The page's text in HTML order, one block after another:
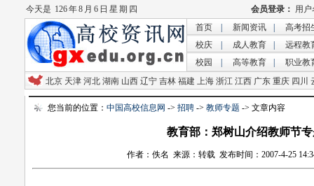
今天是 126 年 8 月 6 日 星 期 四
首页
新闻资讯
高考招
校庆
成人教育
远程教
校园
高等教育
职业教
北京 天津 河北 湖南 山西 辽宁 吉林 福建 上海 浙江 江西 广东 重庆 四川
您当前的位置： 中国高校信息网 -> 招聘 -> 教师专题 -> 文章内容
教育部：郑树山介绍教师节
作者：佚名 来源：转载 发布时间：2007-4-25